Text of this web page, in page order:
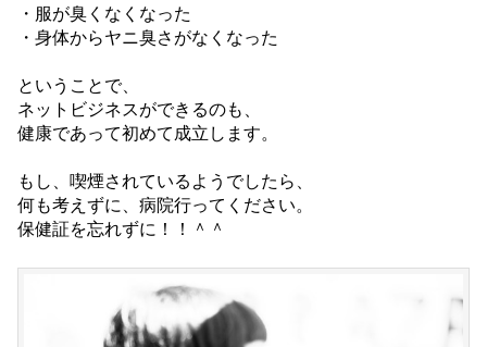
・服が臭くなくなった
・身体からヤニ臭さがなくなった
ということで、
ネットビジネスができるのも、
健康であって初めて成立します。
もし、喫煙されているようでしたら、
何も考えずに、病院行ってください。
保健証を忘れずに！！＾＾